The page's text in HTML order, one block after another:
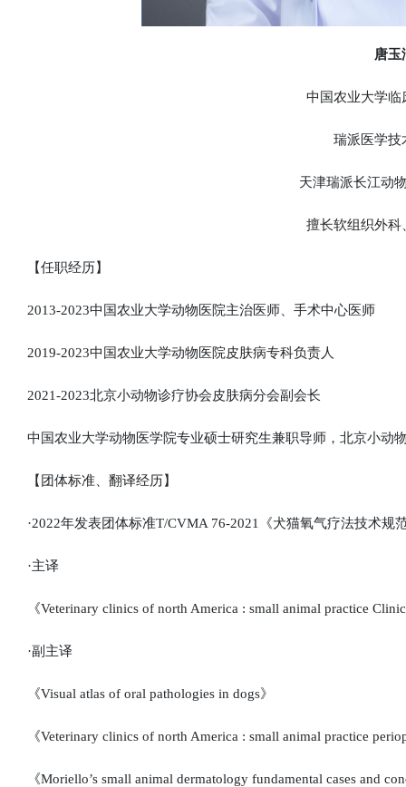
唐玉
中国农业大学临
瑞派医学技
天津瑞派长江动物
擅长软组织外科
【任职经历】
2013-2023中国农业大学动物医院主治医师、手术中心医师
2019-2023中国农业大学动物医院皮肤病专科负责人
2021-2023北京小动物诊疗协会皮肤病分会副会长
中国农业大学动物医学院专业硕士研究生兼职导师，北京小动
【团体标准、翻译经历】
·2022年发表团体标准T/CVMA 76-2021《犬猫氧气疗法技术规
·主译
《Veterinary clinics of north America : small animal practice
·副主译
《Visual atlas of oral pathologies in dogs》
《Veterinary clinics of north America : small animal practice
《Moriello’s small animal dermatology fundamental cases and